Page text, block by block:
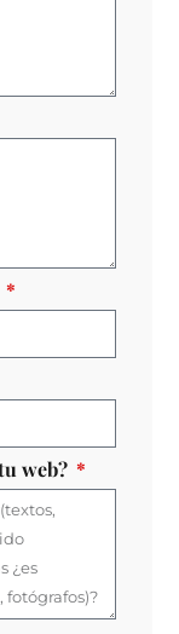
web?